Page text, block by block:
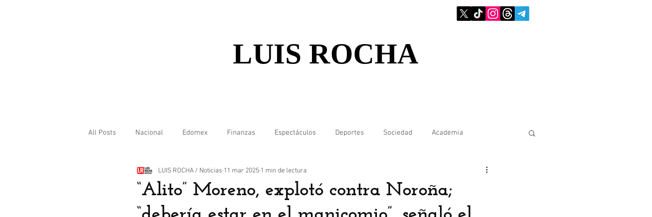
LUIS ROCHA
All Posts Nacional Edomex Finanzas Espectáculos Deportes Sociedad Academia
Internacional
“Alito” Moreno, explotó contra Noroña;
LUIS ROCHA / Noticias 11 mar 2025 1 min de lectura